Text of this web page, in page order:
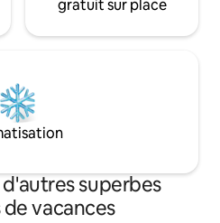
gratuit sur place
superbes
vacances